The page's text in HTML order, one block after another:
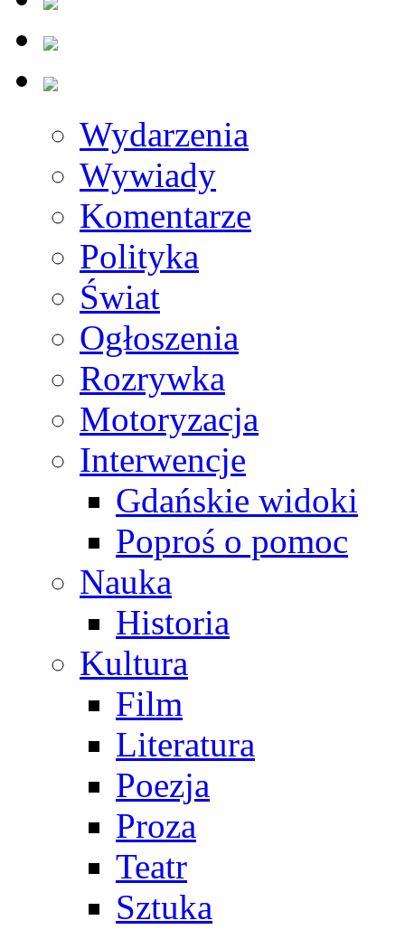
Wydarzenia
Wywiady
Komentarze
Polityka
Świat
Ogłoszenia
Rozrywka
Motoryzacja
Interwencje
Gdańskie widoki
Poproś o pomoc
Nauka
Historia
Kultura
Film
Literatura
Poezja
Proza
Teatr
Sztuka